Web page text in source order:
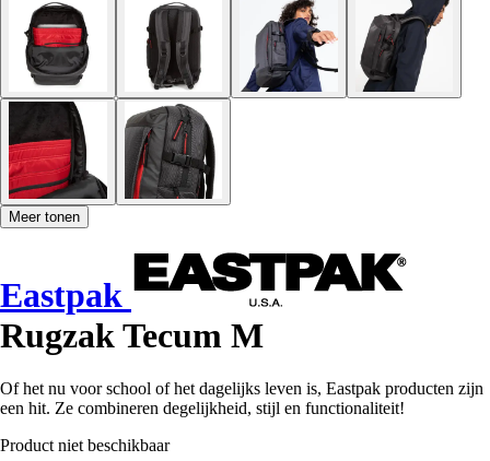
Meer tonen
Eastpak
Rugzak Tecum M
Of het nu voor school of het dagelijks leven is, Eastpak producten zijn
een hit. Ze combineren degelijkheid, stijl en functionaliteit!
Product niet beschikbaar